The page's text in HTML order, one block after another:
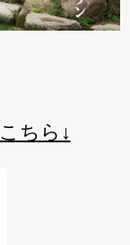
ちら↓